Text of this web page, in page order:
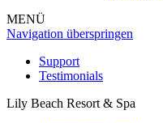
MENÜ
Navigation überspringen
Support
Testimonials
Lily Beach Resort & Spa